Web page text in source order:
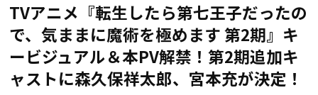
TVアニメ『転生したら第七王子だったの
で、気ままに魔術を極めます 第2期』キ
ービジュアル＆本PV解禁！第2期追加キ
ャストに森久保祥太郎、宮本充が決定！